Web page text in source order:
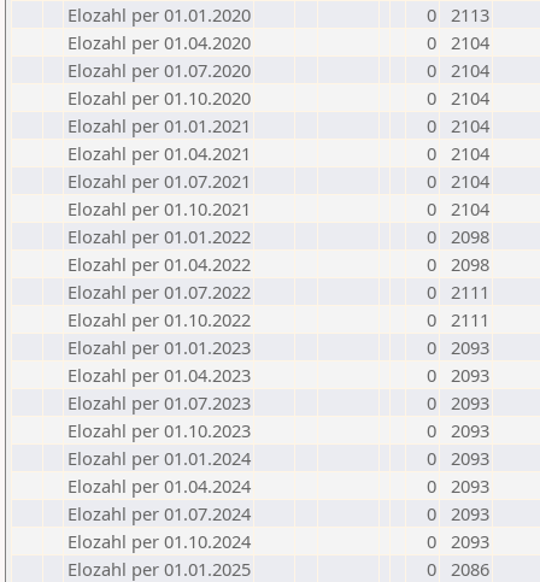
Elozahl per 01.01.2020
0 2113
Elozahl per 01.04.2020
0 2104
Elozahl per 01.07.2020
0 2104
Elozahl per 01.10.2020
0 2104
Elozahl per 01.01.2021
0 2104
Elozahl per 01.04.2021
0 2104
Elozahl per 01.07.2021
0 2104
Elozahl per 01.10.2021
0 2104
Elozahl per 01.01.2022
0 2098
Elozahl per 01.04.2022
0 2098
Elozahl per 01.07.2022
0 2111
Elozahl per 01.10.2022
0 2111
Elozahl per 01.01.2023
0 2093
Elozahl per 01.04.2023
0 2093
Elozahl per 01.07.2023
0 2093
Elozahl per 01.10.2023
0 2093
Elozahl per 01.01.2024
0 2093
Elozahl per 01.04.2024
0 2093
Elozahl per 01.07.2024
0 2093
Elozahl per 01.10.2024
0 2093
Elozahl per 01.01.2025
0 2086